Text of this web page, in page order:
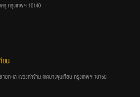
รุ กรุงเทพฯ 10140
ยน
ทะเล แขวงท่าข้าม เขตบางขุนเทียน กรุงเทพฯ 10150